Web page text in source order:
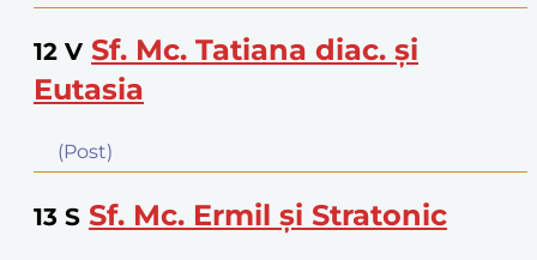
12 V Sf. Mc. Tatiana diac. şi
Eutasia
(Post)
13 S Sf. Mc. Ermil şi Stratonic